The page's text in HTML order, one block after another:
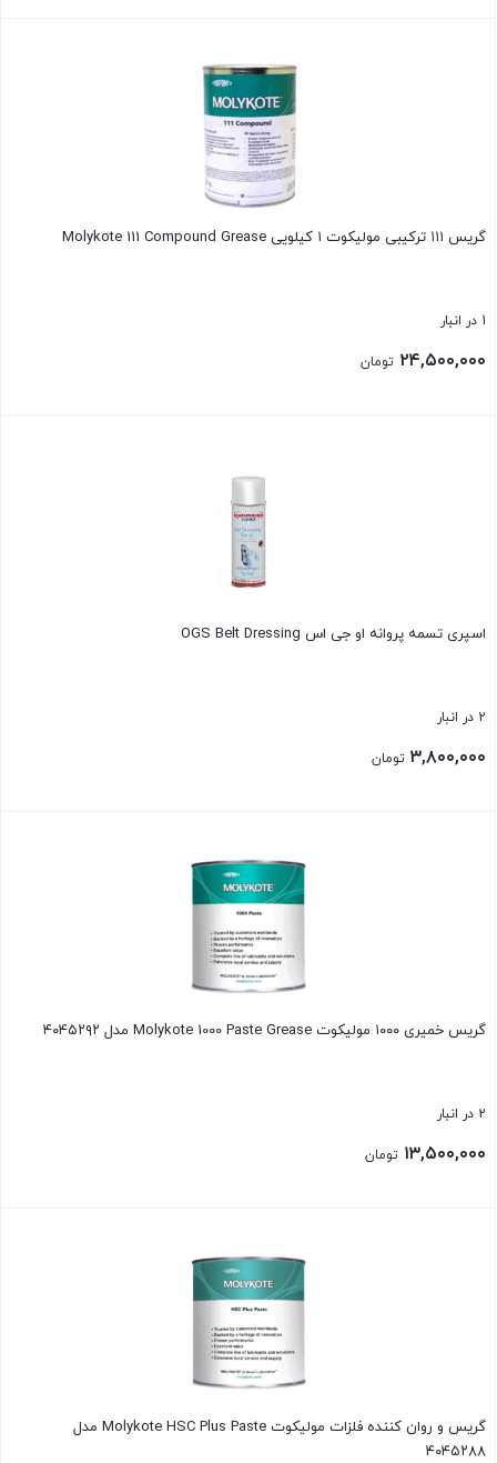
گریس ۱۱۱ ترکیبی مولیکوت ۱ کیلویی Molykote 111 Compound Grease
1 در انبار
۲۴,۵۰۰,۰۰۰ تومان
اسپری تسمه پروانه او جی اس OGS Belt Dressing
2 در انبار
۳,۸۰۰,۰۰۰ تومان
گریس خمیری ۱۰۰۰ مولیکوت Molykote 1000 Paste Grease مدل ۴۰۴۵۲۹۲
2 در انبار
۱۳,۵۰۰,۰۰۰ تومان
گریس و روان کننده فلزات مولیکوت Molykote HSC Plus Paste مدل
۴۰۴۵۲۸۸